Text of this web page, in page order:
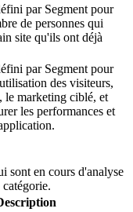
par Segment pour
de personnes qui
site qu'ils ont déjà
par Segment pour
des visiteurs,
le marketing ciblé, et
les performances et
sont en cours d'analyse
catégorie.